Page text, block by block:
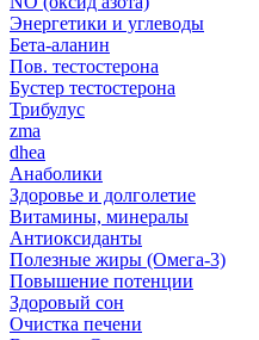
Энергетики и углеводы
Бета-аланин
Пов. тестостерона
Бустер тестостерона
Трибулус
zma
dhea
Анаболики
Здоровье и долголетие
Витамины, минералы
Антиоксиданты
Полезные жиры (Омега-3)
Повышение потенции
Здоровый сон
Очистка печени